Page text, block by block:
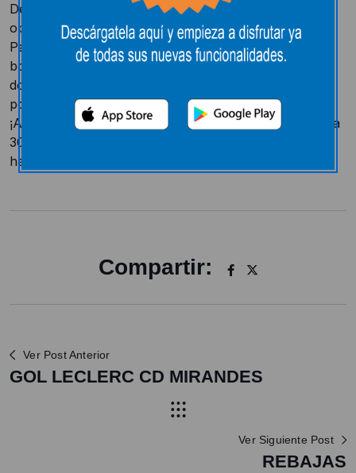
Desafortunadamente, no consiguieron materializar su
oportunidad y nuestro bote sigue aumentando.
Para el próximo partido del Mirandés en Anduva, el
bote asciende a 1600 euros. ¡Recordad que puede
doblarse si el balón no bota antes de entrar en la
portería!
¡Animaos a participar! Por sólo una compra superior a
30 euros en nuestro hipermercado, podrás llevarte
hasta 3200 euros.
Compartir:
Ver Post Anterior
GOL LECLERC CD MIRANDES
Ver Siguiente Post
REBAJAS